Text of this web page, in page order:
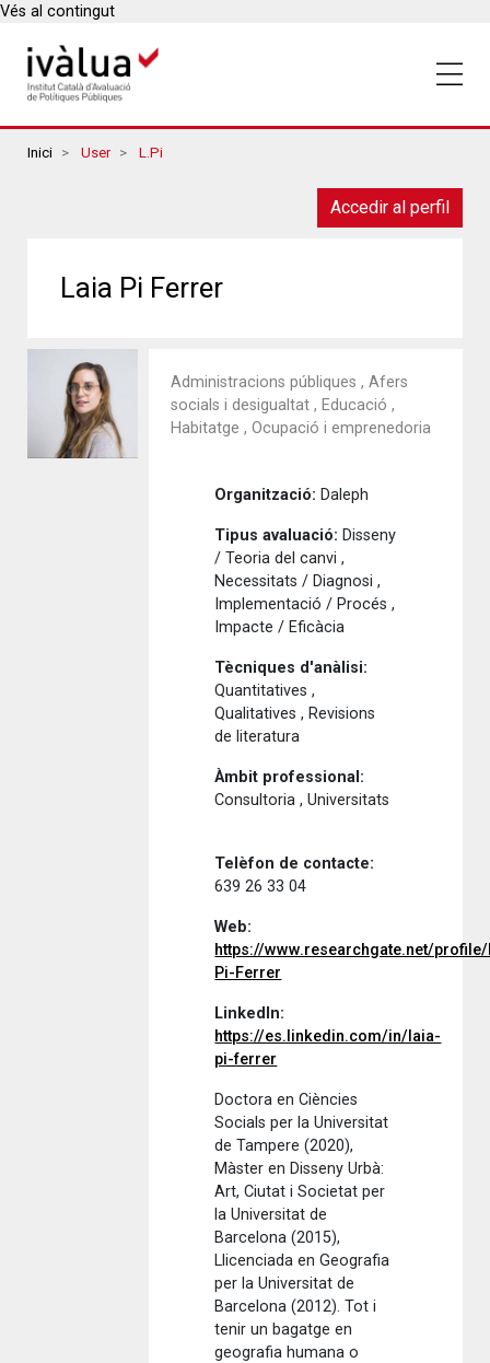
Vés al contingut
Breadcrumbs
Inici User L.pi
Accedir al perfil
Laia Pi Ferrer
Administracions públiques , Afers
socials i desigualtat , Educació ,
Habitatge , Ocupació i emprenedoria
Organització: Daleph
Tipus avaluació: Disseny
/ Teoria del canvi ,
Necessitats / Diagnosi ,
Implementació / Procés ,
Impacte / Eficàcia
Tècniques d'anàlisi:
Quantitatives ,
Qualitatives , Revisions
de literatura
Àmbit professional:
Consultoria , Universitats
Telèfon de contacte:
639 26 33 04
Web:
https://www.researchgate.net/
Pi-Ferrer
LinkedIn:
https://es.linkedin.com/in/laia-
pi-ferrer
Doctora en Ciències
Socials per la Universitat
de Tampere (2020),
Màster en Disseny Urbà:
Art, Ciutat i Societat per
la Universitat de
Barcelona (2015),
Llicenciada en Geografia
per la Universitat de
Barcelona (2012). Tot i
tenir un bagatge en
geografia humana o